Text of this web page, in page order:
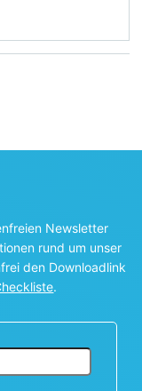
Newsletter
rund um unser
den Downloadlink
.